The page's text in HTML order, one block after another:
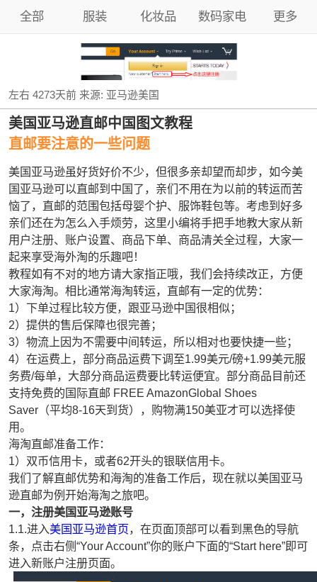
全部 服装 化妆品 数码家电 更多
左右 4273天前来源: 亚马逊美国
美国亚马逊直邮中国图文教程
直邮要注意的一些问题
美国亚马逊虽好货好价不少，但很多亲却望而却步，如今美
国亚马逊可以直邮到中国了，亲们不用在为以前的转运而苦
恼了，直邮的范围包括母婴个护、服饰鞋包等。考虑到好多
亲们还在为怎么入手烦劳，这里小编将手把手地教大家从新
用户注册、账户设置、商品下单、商品清关全过程，大家一
起来享受海外淘的乐趣吧！
教程如有不对的地方请大家指正哦，我们会持续改正，方便
大家海淘。相比通常海淘转运，直邮有一定的优势：
1）下单过程比较方便，跟亚马逊中国很相似；
2）提供的售后保障也很完善；
3）物流上因为不需要中间转运，所以相对也要快捷一些；
4）在运费上，部分商品运费下调至1.99美元/磅+1.99美元服
务费/每单，大部分商品运费要比转运便宜。部分商品目前还
支持免费的国际直邮 FREE AmazonGlobal Shoes
Saver（平均8-16天到货），购物满150美亚才可以选择使
用。
海淘直邮准备工作：
1）双币信用卡，或者62开头的银联信用卡。
我们了解直邮优势和海淘的准备工作后，现在就以美国亚马
逊直邮为例开始海淘之旅吧。
一，注册美国亚马逊账号
1.1.进入美国亚马逊首页，在页面顶部可以看到黑色的导航
条，点击右侧“Your Account”你的账户下面的“Start here”即可
进入新账户注册页面。